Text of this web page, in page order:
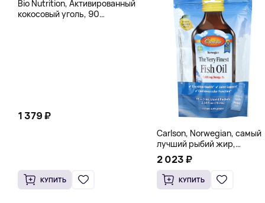
Bio Nutrition, Активированный
кокосовый уголь, 90
1 379 ₽
КУПИТЬ
Carlson, Norwegian, самый
лучший рыбий жир,
натуральный лимон, 15
пакетиков (5 мл) каждый
2 023 ₽
КУПИТЬ